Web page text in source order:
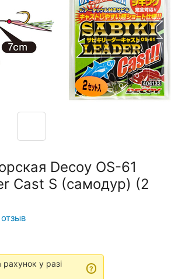
Decoy OS-61
Cast S (самодур) (2
рахунок у разі
?